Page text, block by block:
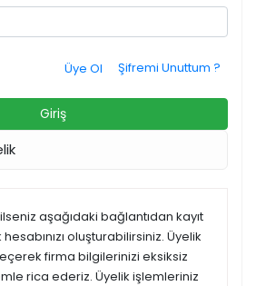
Şifremi Unuttum ?
Üye Ol
Giriş
aşağıdaki bağlantıdan kayıt
oluşturabilirsiniz. Üyelik
firma bilgilerinizi eksiksiz
rica ederiz. Üyelik işlemleriniz